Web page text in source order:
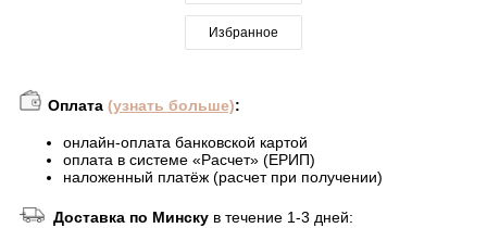
Избранное
Оплата (узнать больше):
онлайн-оплата банковской картой
оплата в системе «Расчет» (ЕРИП)
наложенный платёж (расчет при получении)
Доставка по Минску в течение 1-3 дней: